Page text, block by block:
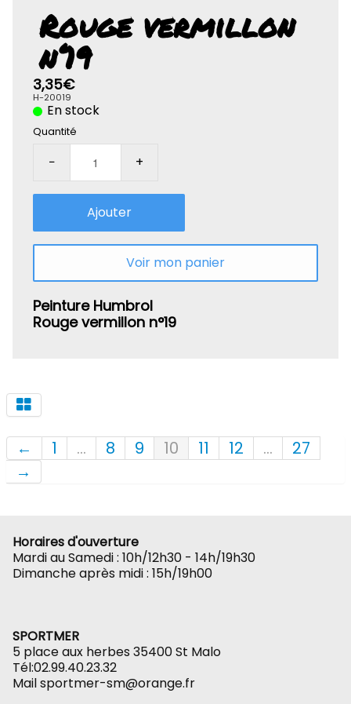
Rolife-3D
Rouge vermillon
n°19
3,35€
H-20019
En stock
Quantité
− +
Ajouter
Voir mon panier
Peinture Humbrol
Rouge vermillon n°19
← 1 ... 8 9 10 11 12 ...
27
→
Horaires d'ouverture
Mardi au Samedi : 10h/12h30 - 14h/19h30
Dimanche après midi : 15h/19h00
SPORTMER
5 place aux herbes 35400 St Malo
Tél:02.99.40.23.32
Mail sportmer-sm@orange.fr